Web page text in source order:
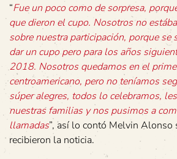
“Fue un poco como de sorpresa,
que dieron el cupo. Nosotros no
sobre nuestra participación, porque se
dar un cupo pero para los años
2018. Nosotros quedamos en el
centroamericano, pero no teníamos
súper alegres, todos lo celebramos,
nuestras familias y nos pusimos a
llamadas”, así lo contó Melvin Alonso
recibieron la noticia.